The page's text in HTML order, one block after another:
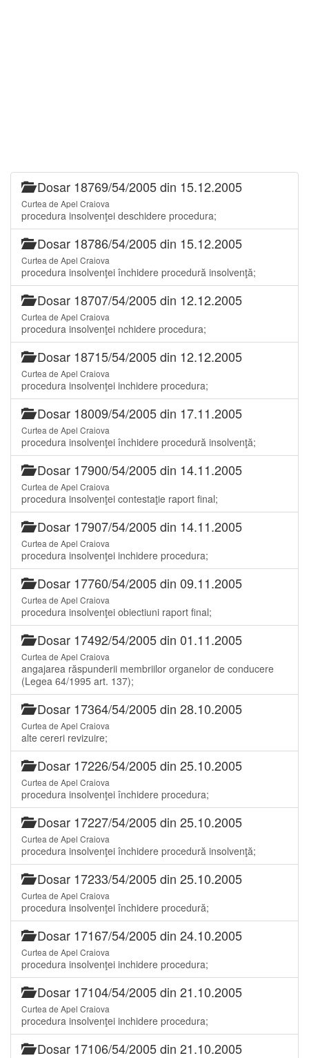
Dosar 18769/54/2005 din 15.12.2005
Curtea de Apel Craiova
procedura insolvenţei deschidere procedura;
Dosar 18786/54/2005 din 15.12.2005
Curtea de Apel Craiova
procedura insolvenţei închidere procedură insolvenţă;
Dosar 18707/54/2005 din 12.12.2005
Curtea de Apel Craiova
procedura insolvenţei nchidere procedura;
Dosar 18715/54/2005 din 12.12.2005
Curtea de Apel Craiova
procedura insolvenţei inchidere procedura;
Dosar 18009/54/2005 din 17.11.2005
Curtea de Apel Craiova
procedura insolvenţei închidere procedură insolvenţă;
Dosar 17900/54/2005 din 14.11.2005
Curtea de Apel Craiova
procedura insolvenţei contestaţie raport final;
Dosar 17907/54/2005 din 14.11.2005
Curtea de Apel Craiova
procedura insolvenţei inchidere procedura;
Dosar 17760/54/2005 din 09.11.2005
Curtea de Apel Craiova
procedura insolvenţei obiectiuni raport final;
Dosar 17492/54/2005 din 01.11.2005
Curtea de Apel Craiova
angajarea răspunderii membriilor organelor de conducere
(Legea 64/1995 art. 137);
Dosar 17364/54/2005 din 28.10.2005
Curtea de Apel Craiova
alte cereri revizuire;
Dosar 17226/54/2005 din 25.10.2005
Curtea de Apel Craiova
procedura insolvenţei închidere procedura;
Dosar 17227/54/2005 din 25.10.2005
Curtea de Apel Craiova
procedura insolvenţei închidere procedură insolvenţă;
Dosar 17233/54/2005 din 25.10.2005
Curtea de Apel Craiova
procedura insolvenţei închidere procedură;
Dosar 17167/54/2005 din 24.10.2005
Curtea de Apel Craiova
procedura insolvenţei inchidere procedura;
Dosar 17104/54/2005 din 21.10.2005
Curtea de Apel Craiova
procedura insolvenţei inchidere procedura;
Dosar 17106/54/2005 din 21.10.2005